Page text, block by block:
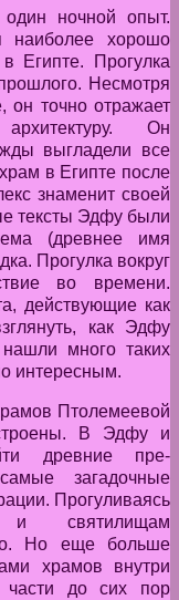
ночной опыт.
хорошо
Египте. Прогулка
Несмотря
он точно отражает
Он
выгладели все
в Египте после
знаменит своей
тексты Эдфу были
(древнее имя
Прогулка вокруг
во времени.
действующие как
как Эдфу
много таких
интересным.
Птолемеевой
В Эдфу и
древние пре-
загадочные
Прогуливаясь
святилищам
Но еще больше
храмов внутри
до сих пор